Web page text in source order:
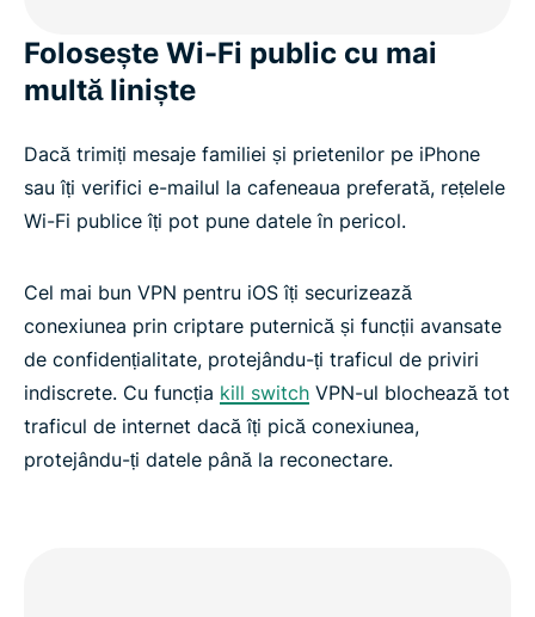
Folosește Wi-Fi public cu mai
multă liniște
Dacă trimiți mesaje familiei și prietenilor pe iPhone
sau îți verifici e-mailul la cafeneaua preferată, rețelele
Wi-Fi publice îți pot pune datele în pericol.
Cel mai bun VPN pentru iOS îți securizează
conexiunea prin criptare puternică și funcții avansate
de confidențialitate, protejându-ți traficul de priviri
indiscrete. Cu funcția kill switch VPN-ul blochează tot
traficul de internet dacă îți pică conexiunea,
protejându-ți datele până la reconectare.